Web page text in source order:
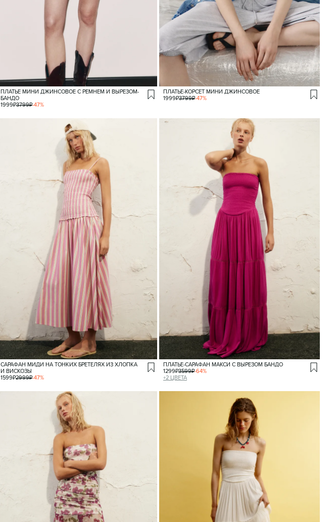
ПЛАТЬЕ МИНИ ДЖИНСОВОЕ С РЕМНЕМ И ВЫРЕЗОМ-
БАНДО
1999₽3799₽-47%
ПЛАТЬЕ-КОРСЕТ МИНИ ДЖИНСОВОЕ
1999₽3799₽-47%
САРАФАН МИДИ НА ТОНКИХ БРЕТЕЛЯХ ИЗ ХЛОПКА
И ВИСКОЗЫ
1599₽2999₽-47%
ПЛАТЬЕ-САРАФАН МАКСИ С ВЫРЕЗОМ БАНДО
1299₽3599₽-64%
+2 ЦВЕТА